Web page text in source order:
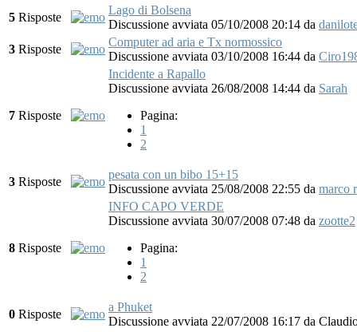
5 Risposte
Lago di Bolsena
Discussione avviata 05/10/2008 20:14 da
3 Risposte
Computer ad aria e Tx normossico
Discussione avviata 03/10/2008 16:44 da
7 Risposte
Incidente a Rapallo
Discussione avviata 26/08/2008 14:44 da Sarah
Pagina:
1
2
3 Risposte
pesata con un bibo 15+15
Discussione avviata 25/08/2008 22:55 da marco
8 Risposte
INFO CAPO VERDE
Discussione avviata 30/07/2008 07:48 da zootte2
Pagina:
1
2
0 Risposte
a Phuket
Discussione avviata 22/07/2008 16:17 da